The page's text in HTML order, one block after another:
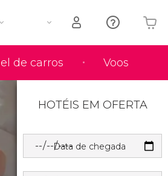
de carros Voos
O seu carrinho está vazio
HOTÉIS EM OFERTA
Data de chegada